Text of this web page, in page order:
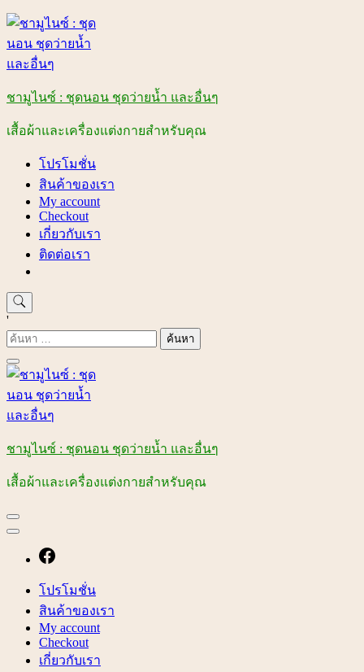
Skip
content
ชามูไนซ์ : ชุดนอน ชุดว่ายน้ำ และอื่นๆ
เสื้อผ้าและเครื่องแต่งกายสำหรับคุณ
โปรโมชั่น
สินค้าของเรา
My account
Checkout
เกี่ยวกับเรา
ติดต่อเรา
'
ค้นหา
สำหรับ:
ชามูไนซ์ : ชุดนอน ชุดว่ายน้ำ และอื่นๆ
เสื้อผ้าและเครื่องแต่งกายสำหรับคุณ
โปรโมชั่น
สินค้าของเรา
My account
Checkout
เกี่ยวกับเรา